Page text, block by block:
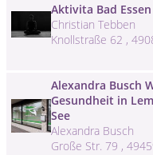
Aktivita Bad Essen
Christian Tebben
Knollstraße 62 ,
Alexandra Busch
Gesundheit in
See
Alexandra Busch
Große Str. 79 ,